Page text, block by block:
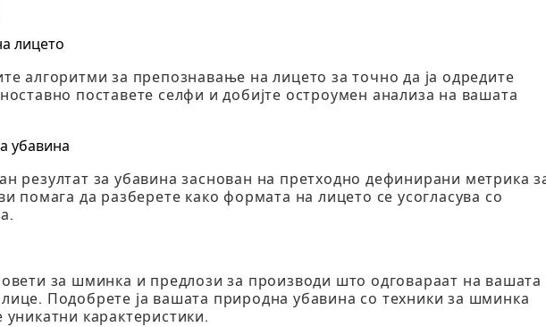
лицето
алгоритми за препознавање на лицето за точно да ја одредите
поставете селфи и добијте остроумен анализа на вашата
убавина
резултат за убавина заснован на претходно дефинирани метрика
помага да разберете како формата на лицето се усогласува со
за шминка и предлози за производи што одговараат на вашата
Подобрете ја вашата природна убавина со техники за шминка
карактеристики.